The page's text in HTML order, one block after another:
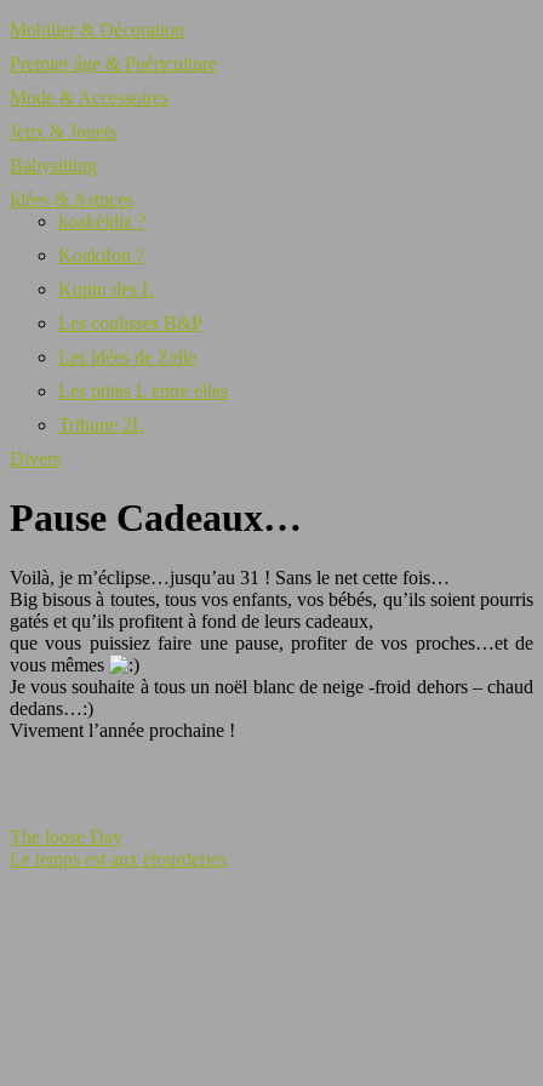
Mobilier & Décoration
Premier âge & Puériculture
Mode & Accessoires
Jeux & Jouets
Babysitting
Idées & Astuces
koakèldiz ?
Koakifon ?
Kopin des L
Les coulisses B&P
Les idées de Zelle
Les ptites L entre elles
Tribune 2L
Divers
Pause Cadeaux…
Voilà, je m’éclipse…jusqu’au 31 ! Sans le net cette fois…
Big bisous à toutes, tous vos enfants, vos bébés, qu’ils soient pourris
gatés et qu’ils profitent à fond de leurs cadeaux,
que vous puissiez faire une pause, profiter de vos proches…et de
vous mêmes
Je vous souhaite à tous un noël blanc de neige -froid dehors – chaud
dedans…:)
Vivement l’année prochaine !
The loose Day
Le temps est aux étourderies